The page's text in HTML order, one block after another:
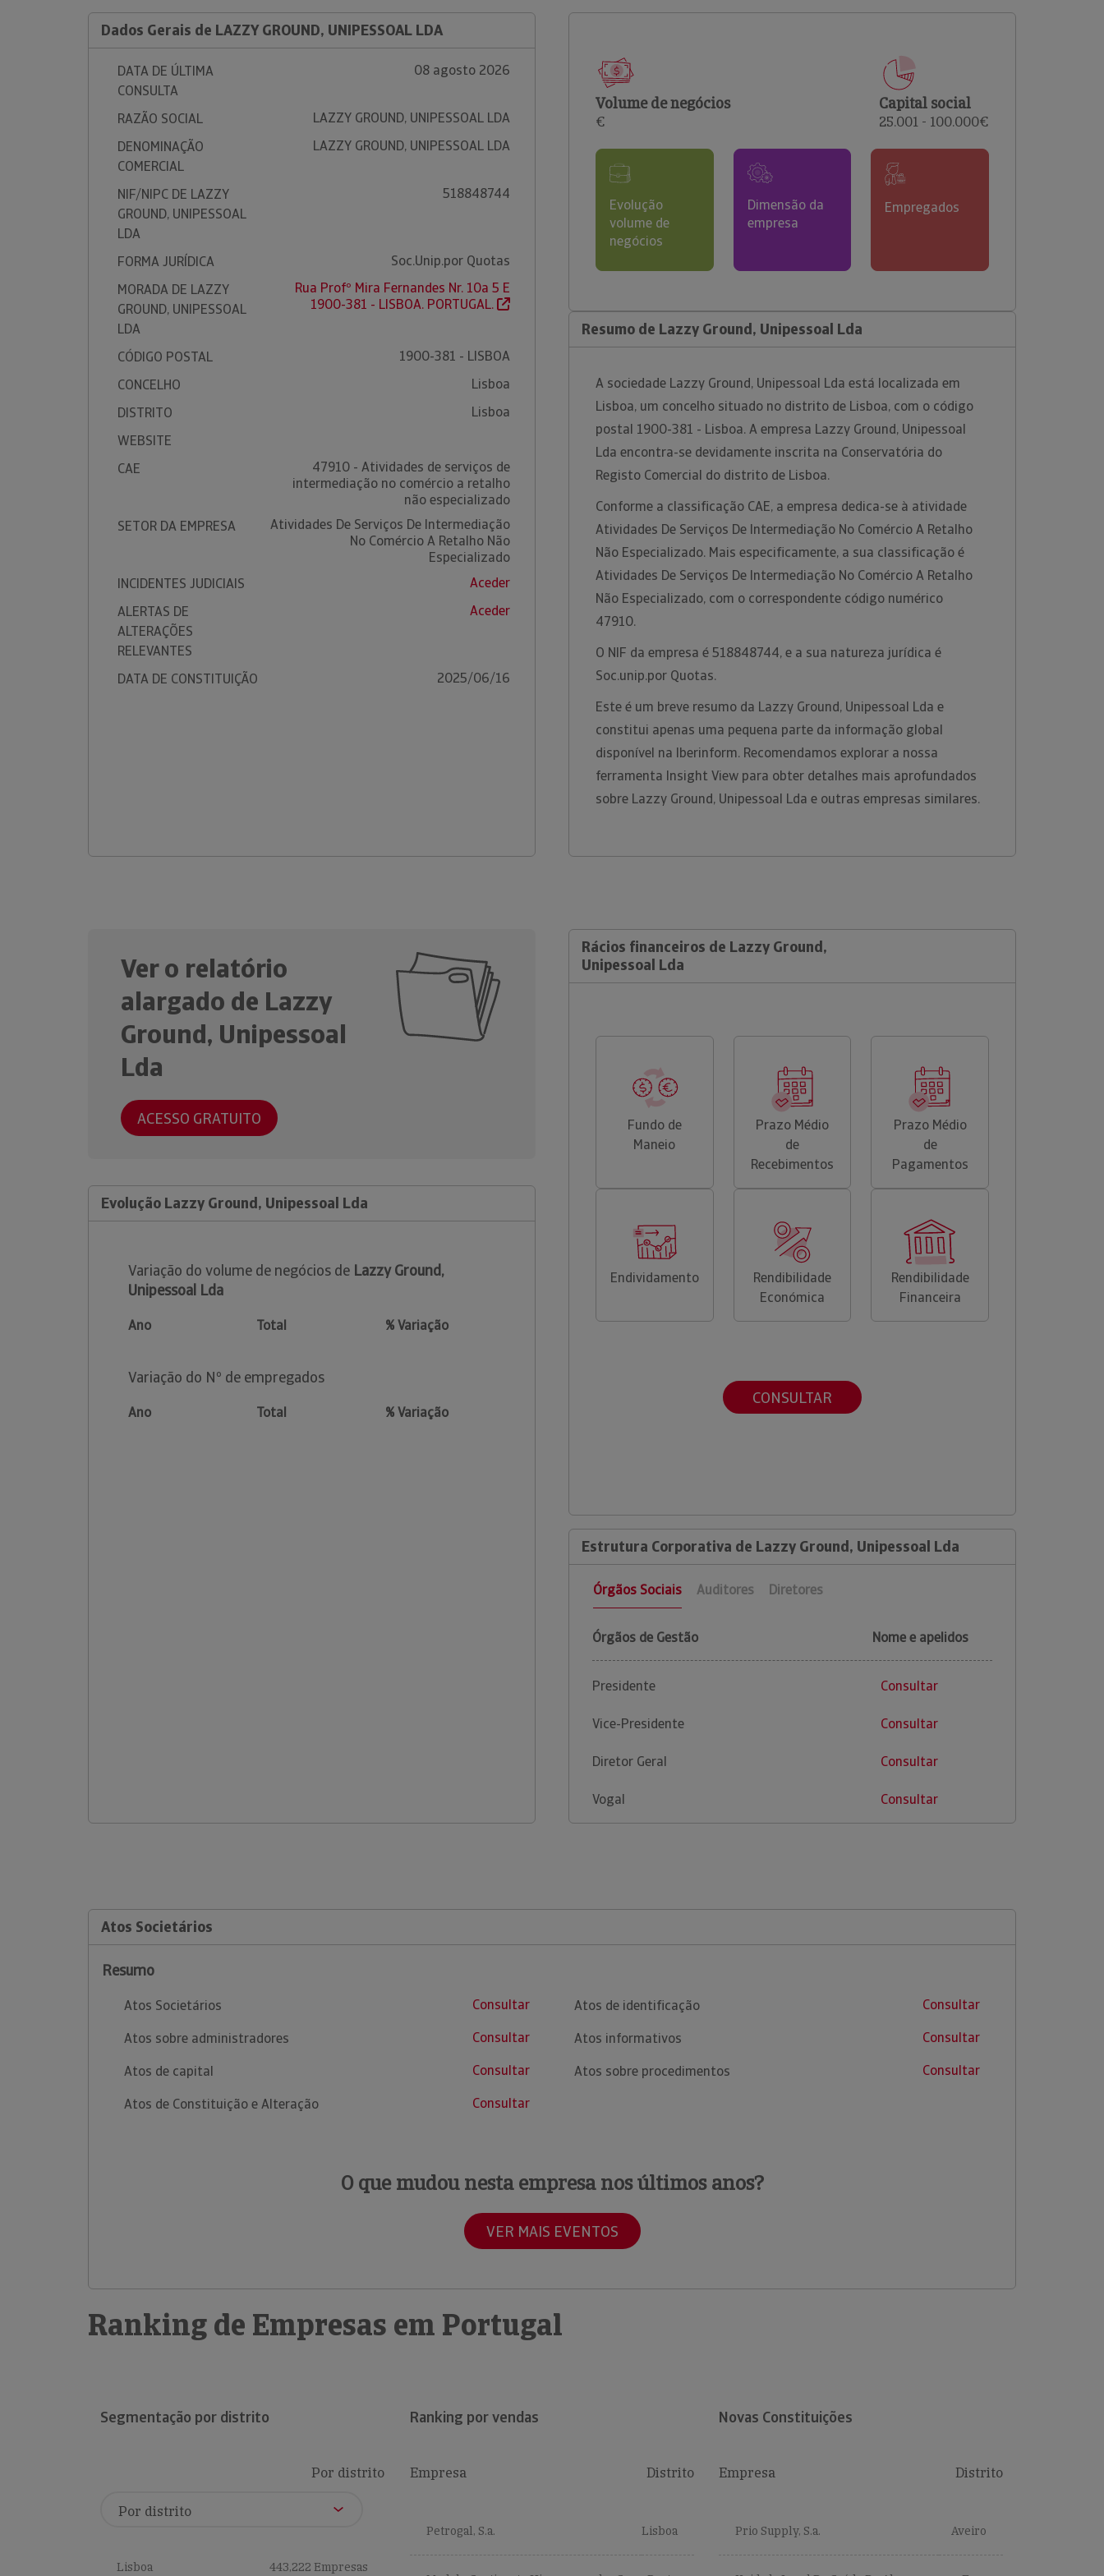
comerciais e analisar o risco de incumprimento dos
Dados Gerais de LAZZY GROUND, UNIPESSOAL LDA
DATA DE ÚLTIMA
CONSULTA
08 agosto 2026
RAZÃO SOCIAL
LAZZY GROUND, UNIPESSOAL LDA
DENOMINAÇÃO
COMERCIAL
LAZZY GROUND, UNIPESSOAL LDA
NIF/NIPC DE LAZZY
GROUND, UNIPESSOAL
LDA
518848744
FORMA JURÍDICA
Soc.Unip.por Quotas
MORADA DE LAZZY
GROUND, UNIPESSOAL
LDA
Rua Profº Mira Fernandes Nr. 10a 5 E
1900-381 - LISBOA. PORTUGAL.
CÓDIGO POSTAL
1900-381 - LISBOA
CONCELHO
Lisboa
DISTRITO
Lisboa
WEBSITE
CAE
47910 - Atividades de serviços de
intermediação no comércio a retalho
não especializado
SETOR DA EMPRESA
Atividades De Serviços De Intermediação
No Comércio A Retalho Não
Especializado
INCIDENTES JUDICIAIS
Aceder
ALERTAS DE
ALTERAÇÕES
RELEVANTES
Aceder
DATA DE CONSTITUIÇÃO 2025/06/16
Volume de negócios
€
Capital social
25.001 - 100.000€
Evolução
volume de
negócios
Dimensão da
empresa
Empregados
Resumo de Lazzy Ground, Unipessoal Lda
A sociedade Lazzy Ground, Unipessoal Lda está localizada em
Lisboa, um concelho situado no distrito de Lisboa, com o código
postal 1900-381 - Lisboa. A empresa Lazzy Ground, Unipessoal
Lda encontra-se devidamente inscrita na Conservatória do
Registo Comercial do distrito de Lisboa.
Conforme a classificação CAE, a empresa dedica-se à atividade
Atividades De Serviços De Intermediação No Comércio A Retalho
Não Especializado. Mais especificamente, a sua classificação é
Atividades De Serviços De Intermediação No Comércio A Retalho
Não Especializado, com o correspondente código numérico
47910.
O NIF da empresa é 518848744, e a sua natureza jurídica é
Soc.unip.por Quotas.
Este é um breve resumo da Lazzy Ground, Unipessoal Lda e
constitui apenas uma pequena parte da informação global
disponível na Iberinform. Recomendamos explorar a nossa
ferramenta Insight View para obter detalhes mais aprofundados
sobre Lazzy Ground, Unipessoal Lda e outras empresas similares.
Ver o relatório
alargado de Lazzy
Ground, Unipessoal
Lda
ACESSO GRATUITO
Evolução Lazzy Ground, Unipessoal Lda
Variação do volume de negócios de Lazzy Ground,
Unipessoal Lda
Ano Total % Variação
Variação do Nº de empregados
Ano Total % Variação
Rácios financeiros de Lazzy Ground,
Unipessoal Lda
Fundo de
Maneio
Prazo Médio
de
Recebimentos
Prazo Médio
de
Pagamentos
Endividamento
Rendibilidade
Económica
Rendibilidade
Financeira
CONSULTAR
Estrutura Corporativa de Lazzy Ground, Unipessoal Lda
Órgãos Sociais Auditores Diretores
Órgãos de Gestão Nome e apelidos
Presidente Consultar
Vice-Presidente Consultar
Diretor Geral Consultar
Vogal Consultar
Atos Societários
Resumo
Atos Societários
Consultar
Atos sobre administradores
Consultar
Atos de capital
Consultar
Atos de Constituição e Alteração
Consultar
Atos de identificação
Consultar
Atos informativos
Consultar
Atos sobre procedimentos
Consultar
O que mudou nesta empresa nos últimos anos?
VER MAIS EVENTOS
Ranking de Empresas em Portugal
Segmentação por distrito
Por distrito
Lisboa 443,222 Empresas
Ranking por vendas
Empresa Distrito
Petrogal, S.a. Lisboa
Novas Constituições
Empresa Distrito
Prio Supply, S.a. Aveiro